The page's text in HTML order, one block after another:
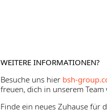
WEITERE INFORMATIONEN?
Besuche uns hier bsh-
freuen, dich in unserem
Finde ein neues Zuhause für